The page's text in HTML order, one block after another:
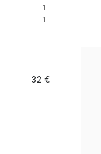
1
1
32 €